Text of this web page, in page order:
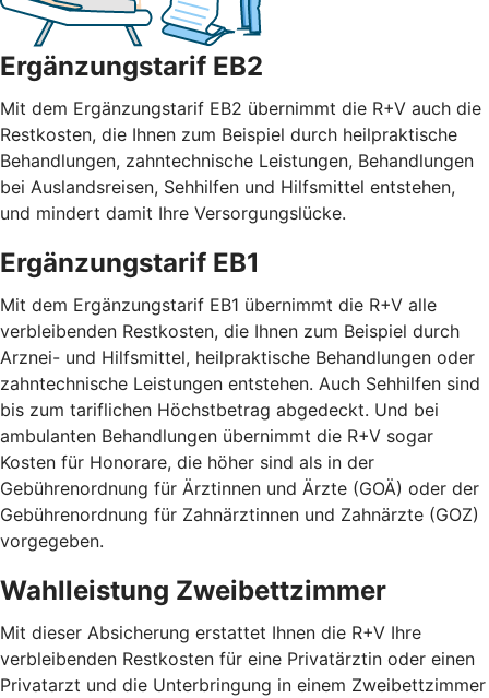
Ergänzungstarif EB2
Mit dem Ergänzungstarif EB2 übernimmt die R+V auch die
Restkosten, die Ihnen zum Beispiel durch heilpraktische
Behandlungen, zahntechnische Leistungen, Behandlungen
bei Auslandsreisen, Sehhilfen und Hilfsmittel entstehen,
und mindert damit Ihre Versorgungslücke.
Ergänzungstarif EB1
Mit dem Ergänzungstarif EB1 übernimmt die R+V alle
verbleibenden Restkosten, die Ihnen zum Beispiel durch
Arznei- und Hilfsmittel, heilpraktische Behandlungen oder
zahntechnische Leistungen entstehen. Auch Sehhilfen sind
bis zum tariflichen Höchstbetrag abgedeckt. Und bei
ambulanten Behandlungen übernimmt die R+V sogar
Kosten für Honorare, die höher sind als in der
Gebührenordnung für Ärztinnen und Ärzte (GOÄ) oder der
Gebührenordnung für Zahnärztinnen und Zahnärzte (GOZ)
vorgegeben.
Wahlleistung Zweibettzimmer
Mit dieser Absicherung erstattet Ihnen die R+V Ihre
verbleibenden Restkosten für eine Privatärztin oder einen
Privatarzt und die Unterbringung in einem Zweibettzimmer